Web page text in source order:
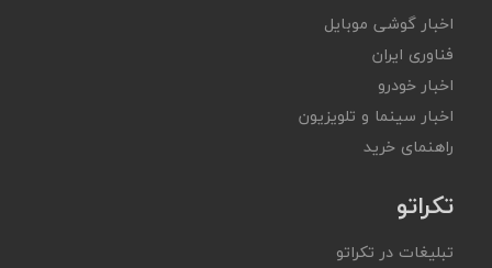
اخبار گوشی موبایل
فناوری ایران
اخبار خودرو
اخبار سینما و تلویزیون
راهنمای خرید
تکراتو
تبلیغات در تکراتو